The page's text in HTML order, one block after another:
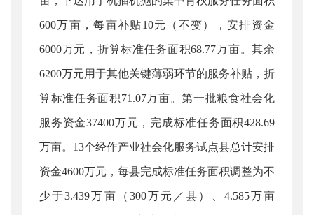
600万亩，每亩补贴10元（不变），安排资金
6000万元，折算标准任务面积68.77万亩。其余
6200万元用于其他关键薄弱环节的服务补贴，折
算标准任务面积71.07万亩。第一批粮食社会化
服务资金37400万元，完成标准任务面积428.69
万亩。13个经作产业社会化服务试点县总计安排
资金4600万元，每县完成标准任务面积调整为不
少于3.439万亩（300万元／县）、4.585万亩